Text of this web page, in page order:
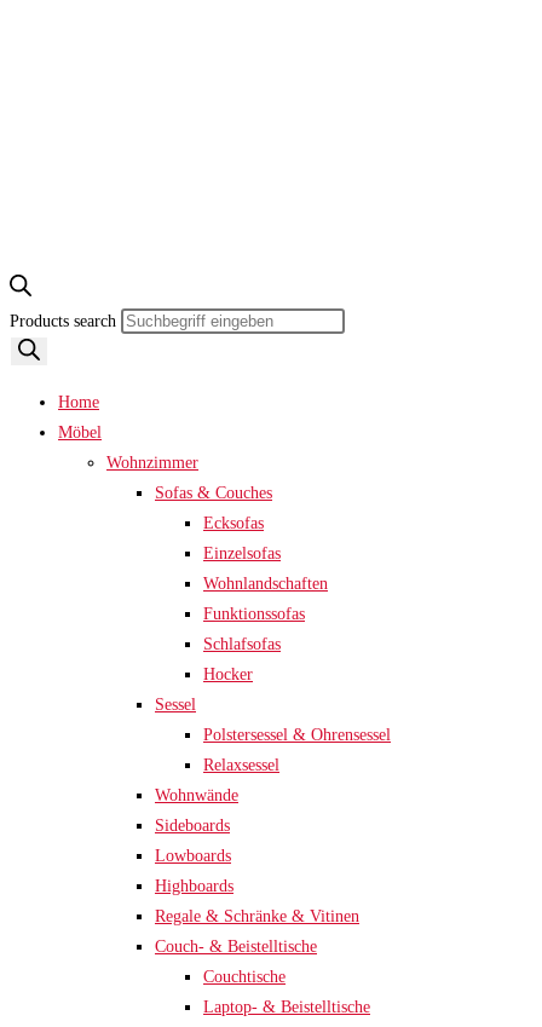
Products search
Home
Möbel
Wohnzimmer
Sofas & Couches
Ecksofas
Einzelsofas
Wohnlandschaften
Funktionssofas
Schlafsofas
Hocker
Sessel
Polstersessel & Ohrensessel
Relaxsessel
Wohnwände
Sideboards
Lowboards
Highboards
Regale & Schränke & Vitinen
Couch- & Beistelltische
Couchtische
Laptop- & Beistelltische